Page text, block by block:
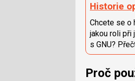
Historie
Chcete se o
jakou roli při
s GNU?
Proč